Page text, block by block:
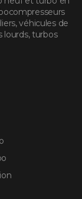
véhicules de
lourds, turbos